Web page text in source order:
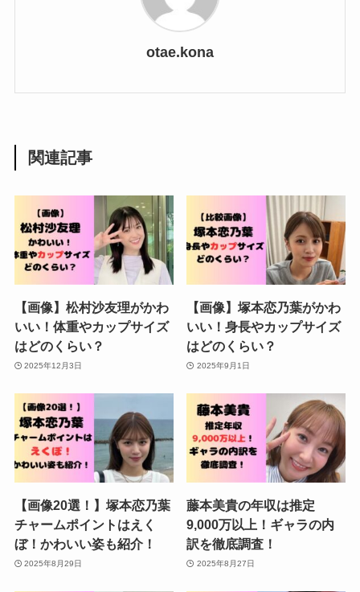
otae.kona
関連記事
【画像】松村沙友理がかわ
いい！体重やカップサイズ
はどのくらい？
2025年12月3日
【画像】塚本恋乃葉がかわ
いい！身長やカップサイズ
はどのくらい？
2025年9月1日
【画像20選！】塚本恋乃葉
チャームポイントはえく
ぼ！かわいい姿も紹介！
2025年8月29日
藤本美貴の年収は推定
9,000万以上！ギャラの内
訳を徹底調査！
2025年8月27日